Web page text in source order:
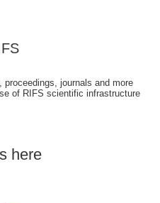
journals and more
of RIFS scientific infrastructure
here